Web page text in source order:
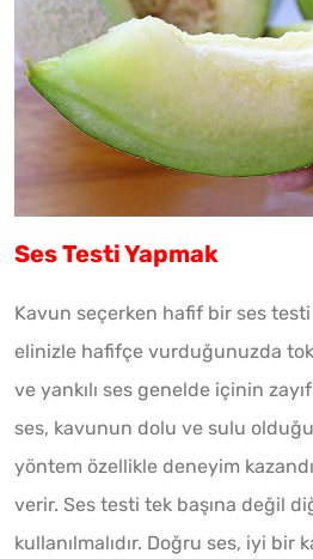
Ses Testi Yapmak
Kavun seçerken hafif bir ses
elinizle hafifçe vurduğunuzda
ve yankılı ses genelde içinin
ses, kavunun dolu ve sulu
yöntem özellikle deneyim
verir. Ses testi tek başına değil
kullanılmalıdır. Doğru ses, iyi bir